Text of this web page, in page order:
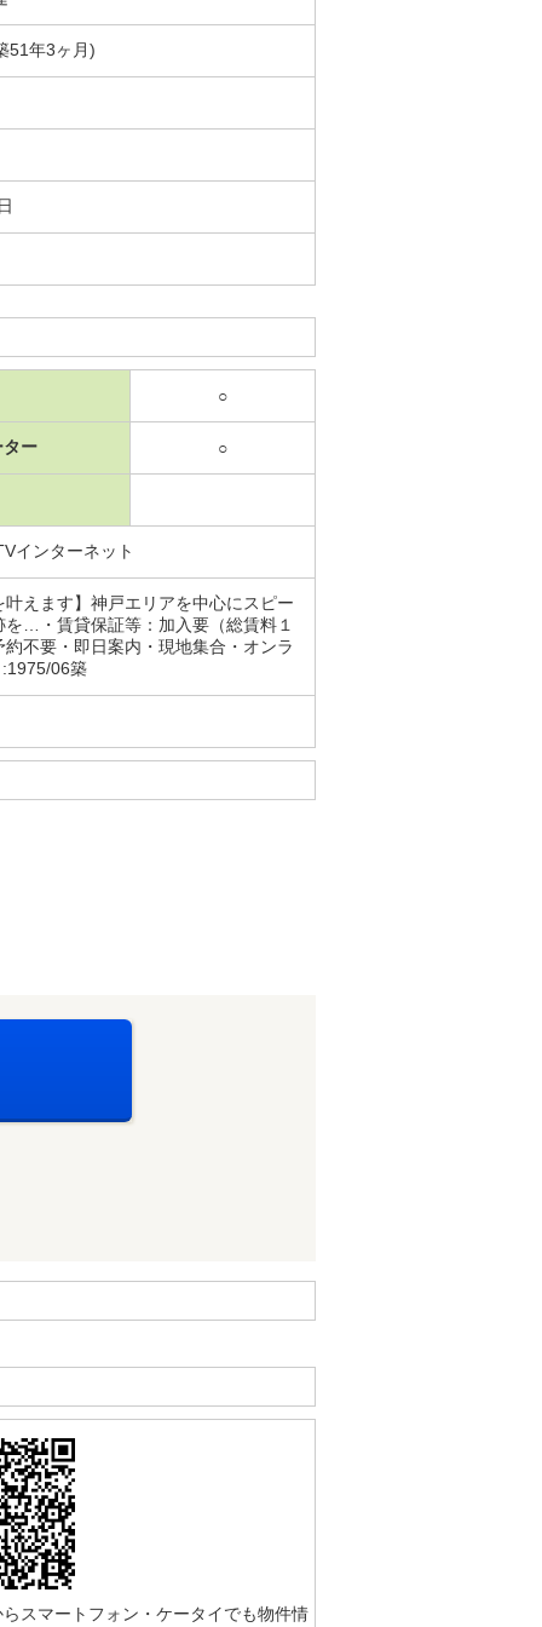
51年3ヶ月)
○
ター ○
インターネット
ます】神戸エリアを中心にスピー
…・賃貸保証等：加入要（総賃料１
不要・即日案内・現地集合・オンラ
06築
スマートフォン・ケータイでも物件情